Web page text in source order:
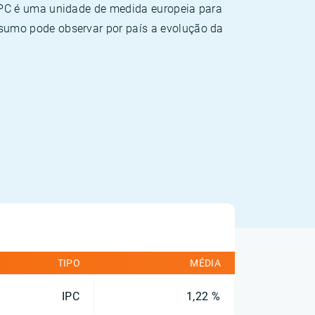
é uma unidade de medida europeia para
pode observar por país a evolução da
TIPO MÉDIA
IPC 1,22 %